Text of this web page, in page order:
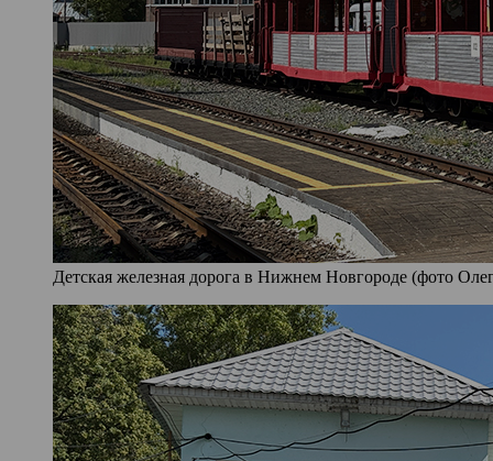
Детская железная дорога в Нижнем Новгороде (фото